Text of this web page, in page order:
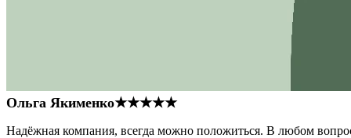
Ольга Якименко★★★★★
Надёжная компания, всегда можно положиться. В любом